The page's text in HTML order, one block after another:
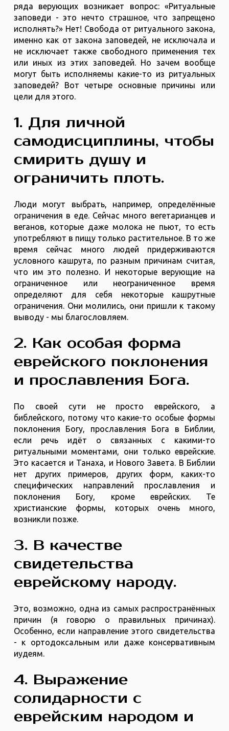
ряда верующих возникает вопрос: «Ритуальные
заповеди - это нечто страшное, что запрещено
исполнять?» Нет! Свобода от ритуального закона,
именно как от закона заповедей, не исключала и
не исключает также свободного применения тех
или иных из этих заповедей. Но зачем вообще
могут быть исполняемы какие-то из ритуальных
заповедей? Вот четыре основные причины или
цели для этого.
1. Для личной
самодисциплины, чтобы
смирить душу и
ограничить плоть.
Люди могут выбрать, например, определённые
ограничения в еде. Сейчас много вегетарианцев и
веганов, которые даже молока не пьют, то есть
употребляют в пищу только растительное. В то же
время сейчас много людей придерживаются
условного кашрута, по разным причинам считая,
что им это полезно. И некоторые верующие на
ограниченное или неограниченное время
определяют для себя некоторые кашрутные
ограничения. Они молились, они пришли к такому
выводу - мы благословляем.
2. Как особая форма
еврейского поклонения
и прославления Бога.
По своей сути не просто еврейского, а
библейского, потому что какие-то особые формы
поклонения Богу, прославления Бога в Библии,
если речь идёт о связанных с какими-то
ритуальными моментами, они только еврейские.
Это касается и Танаха, и Нового Завета. В Библии
нет других примеров, других форм, каких-то
специфических направлений прославления и
поклонения Богу, кроме еврейских. Те
христианские формы, которых очень много,
возникли позже.
3. В качестве
свидетельства
еврейскому народу.
Это, возможно, одна из самых распространённых
причин (я говорю о правильных причинах).
Особенно, если направление этого свидетельства
- к ортодоксальным или даже консервативным
иудеям.
4. Выражение
солидарности с
еврейским народом и